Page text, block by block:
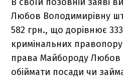
Любов Володимирівну
582 грн., що дорівнює
кримінальних
права Майбороду Любов
обіймати посади чи